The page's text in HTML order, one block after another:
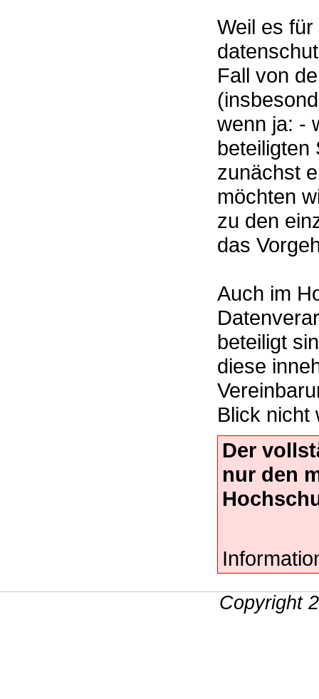
Weil es
Fall von
wenn ja: -
beteiligten
zunächst
möchten
zu den
das
Auch im
beteiligt
diese
Blick nicht
Der
nur den
Copyright